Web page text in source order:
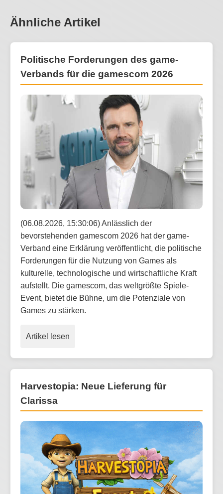
Ähnliche Artikel
Politische Forderungen des game-
Verbands für die gamescom 2026
(06.08.2026, 15:30:06) Anlässlich der
bevorstehenden gamescom 2026 hat der game-
Verband eine Erklärung veröffentlicht, die politische
Forderungen für die Nutzung von Games als
kulturelle, technologische und wirtschaftliche Kraft
aufstellt. Die gamescom, das weltgrößte Spiele-
Event, bietet die Bühne, um die Potenziale von
Games zu stärken.
Artikel lesen
Harvestopia: Neue Lieferung für
Clarissa